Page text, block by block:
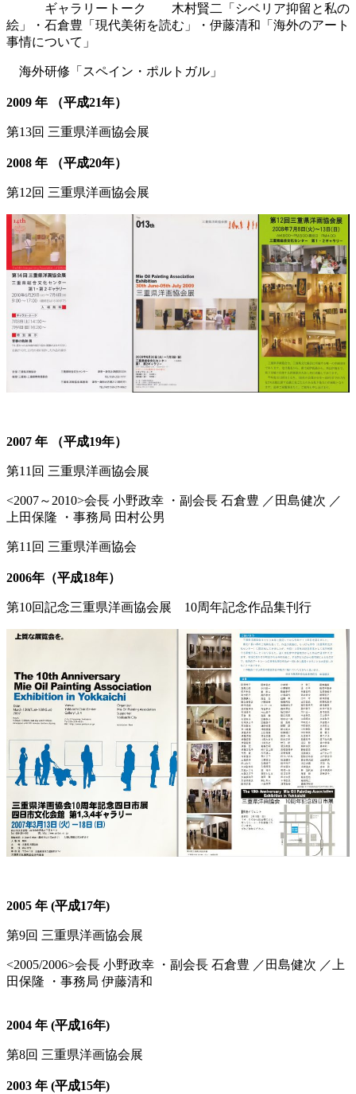
ギャラリートーク 木村賢二「シベリア抑留と私の
絵」・石倉豊「現代美術を読む」・伊藤清和「海外のアート
事情について」
海外研修「スペイン・ポルトガル」
2009 年 （平成21年）
第13回 三重県洋画協会展
2008 年 （平成20年）
第12回 三重県洋画協会展
2007 年 （平成19年）
第11回 三重県洋画協会展
<2007～2010>会長 小野政幸 ・副会長 石倉豊 ／田島健次 ／
上田保隆 ・事務局 田村公男
第11回 三重県洋画協会
2006年（平成18年）
第10回記念三重県洋画協会展 10周年記念作品集刊行
2005 年 (平成17年)
第9回 三重県洋画協会展
<2005/2006>会長 小野政幸 ・副会長 石倉豊 ／田島健次 ／上
田保隆 ・事務局 伊藤清和
2004 年 (平成16年)
第8回 三重県洋画協会展
2003 年 (平成15年)